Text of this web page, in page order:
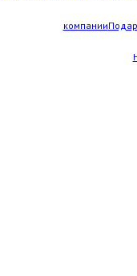
компании